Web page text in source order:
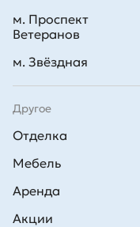
Другое
Отделка
Мебель
Аренда
Акции
м. Проспект
Ветеранов
м. Звёздная